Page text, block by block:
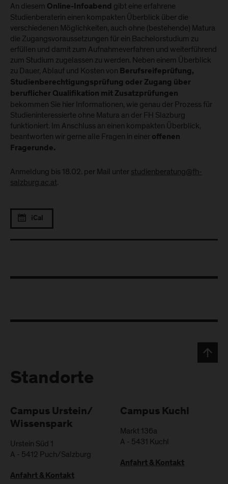
An diesem Online-Infoabend gibt eine erfahrene
Studienberaterin einen kompakten Überblick über die
verschiedenen Möglichkeiten, auch ohne (bestehende) Matura
die Zugangsvoraussetzungen für ein Bachelorstudium zu
erfüllen und damit zum Aufnahmeverfahren und weiterführend
zum Studium zugelassen zu werden. Neben einem Überblick
zu Dauer, Ablauf und Kosten von Berufsreifeprüfung,
Studienberechtigungsprüfung oder Zugang über
beruflicher Qualifikation mit Zusatzprüfungen
bekommen Sie hier Informationen, wie genau der Prozess für
Studieninteressierte ohne Matura an der FH Slazburg
funktioniert. Im Anschluss an einen kompakten Überblick,
beantworten wir gerne alle Fragen in einer offenen
Fragerunde.
Anmeldung bis 18.02. per Mail unterstudienberatung@fh-
salzburg.ac.at.
iCal
Standorte
Campus Urstein/
Wissenspark
Urstein Süd 1
A - 5412 Puch/Salzburg
Anfahrt & Kontakt
Campus Kuchl
Markt 136a
A - 5431 Kuchl
Anfahrt & Kontakt